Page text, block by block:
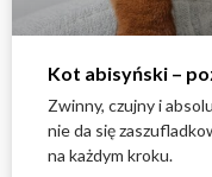
Kot abisyński –
Zwinny, czujny i
nie da się
na każdym kroku.